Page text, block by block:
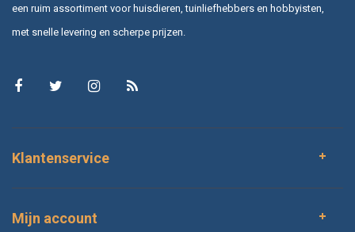
een ruim assortiment voor huisdieren, tuinliefhebbers en hobbyisten,
met snelle levering en scherpe prijzen.
Klantenservice
Mijn account